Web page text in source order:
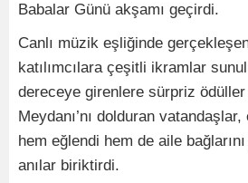
Babalar Günü akşamı geçirdi.
Canlı müzik eşliğinde
katılımcılara çeşitli ikramlar
dereceye girenlere sürpriz
Meydanı’nı dolduran
hem eğlendi hem de aile
anılar biriktirdi.